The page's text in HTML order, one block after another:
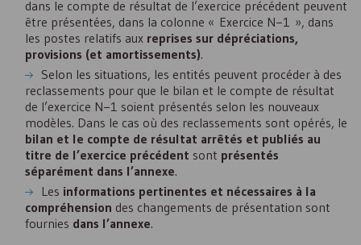
dans le compte de résultat de l’exercice précédent peuvent
être présentées, dans la colonne « Exercice N−1 », dans
les postes relatifs aux reprises sur dépréciations,
provisions (et amortissements).
Selon les situations, les entités peuvent procéder à des
reclassements pour que le bilan et le compte de résultat
de l’exercice N−1 soient présentés selon les nouveaux
modèles. Dans le cas où des reclassements sont opérés, le
bilan et le compte de résultat arrêtés et publiés au
titre de l’exercice précédent sont présentés
séparément dans l’annexe.
Les informations pertinentes et nécessaires à la
compréhension des changements de présentation sont
fournies dans l’annexe.